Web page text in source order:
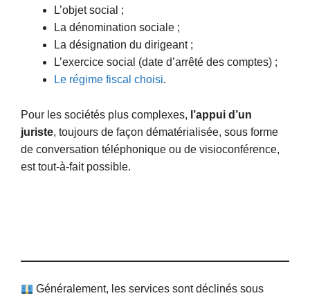
L’objet social ;
La dénomination sociale ;
La désignation du dirigeant ;
L’exercice social (date d’arrêté des comptes) ;
Le régime fiscal choisi.
Pour les sociétés plus complexes, l’appui d’un
juriste, toujours de façon dématérialisée, sous forme
de conversation téléphonique ou de visioconférence,
est tout-à-fait possible.
Généralement, les services sont déclinés sous